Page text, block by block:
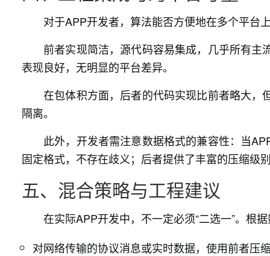
对于APP开发者，算法能否方便地在多个平台
前者实现简洁，源代码容易集成，几乎所有
表现良好，无明显的平台差异。
在包体积方面，后者的代码实现比前者略大
隔离。
此外，开发者需注意数据格式的兼容性：当
固定格式，不存在歧义；后者提供了丰富的压缩级
五、混合策略与工程建议
在实际APP开发中，不一定必须“二选一”。根
对网络传输的协议消息或实时数据，使用前者压